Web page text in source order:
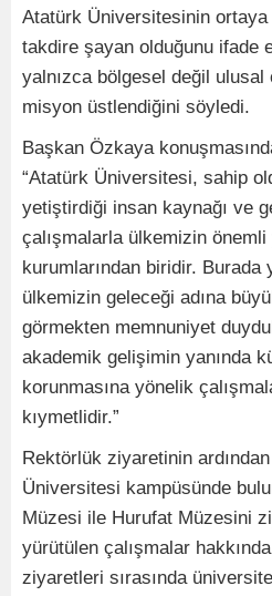
Atatürk Üniversitesinin ortaya
takdire şayan olduğunu ifade
yalnızca bölgesel değil
misyon üstlendiğini söyledi.
Başkan Özkaya
“Atatürk Üniversitesi, sahip
yetiştirdiği insan kaynağı ve
çalışmalarla ülkemizin
kurumlarından biridir. Burada
ülkemizin geleceği adına
görmekten memnuniyet
akademik gelişimin yanında
korunmasına yönelik
kıymetlidir.”
Rektörlük ziyaretinin
Üniversitesi kampüsünde
Müzesi ile Hurufat Müzesini
yürütülen çalışmalar
ziyaretleri sırasında